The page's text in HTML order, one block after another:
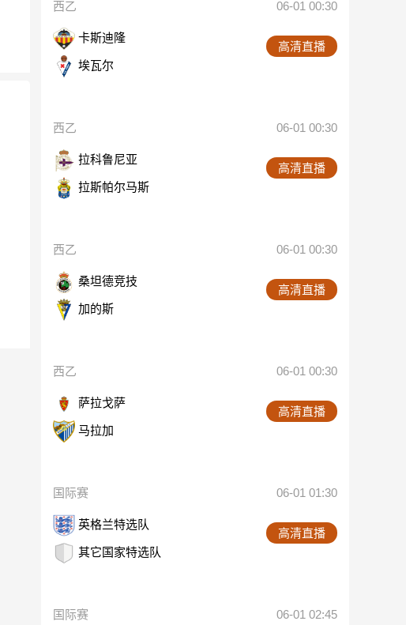
西乙 06-01 00:30
卡斯迪隆
埃瓦尔
高清直播
西乙 06-01 00:30
拉科鲁尼亚
拉斯帕尔马斯
高清直播
西乙 06-01 00:30
桑坦德竞技
加的斯
高清直播
西乙 06-01 00:30
萨拉戈萨
马拉加
高清直播
国际赛 06-01 01:30
英格兰特选队
其它国家特选队
高清直播
国际赛 06-01 02:45